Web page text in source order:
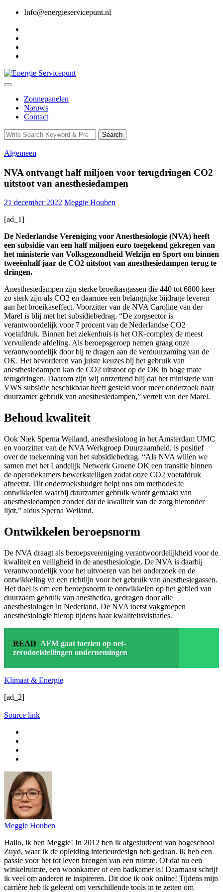
Skip
content
Info@energieservicepunt.nl
Zonnepanelen
Nieuws
Contact
Search
for:
Search
Algemeen
NVA ontvangt half miljoen voor terugdringen CO2
uitstoot van anesthesiedampen
21 december 2022 Meggie Houben
[ad_1]
De Nederlandse Vereniging voor Anesthesiologie (NVA) heeft
een subsidie van een half miljoen euro toegekend gekregen van
het ministerie van Volksgezondheid Welzijn en Sport om binnen
tweeënhalf jaar de CO2 uitstoot van anesthesiedampen terug te
dringen.
Anesthesiedampen zijn sterke broeikasgassen die 440 tot 6800 keer
zo sterk zijn als CO2 en daarmee een belangrijke bijdrage leveren
aan het broeikaseffect. Voorzitter van de NVA Caroline van der
Marel is blij met het subsidiebedrag. “De zorgsector is
verantwoordelijk voor 7 procent van de Nederlandse CO2
voetafdruk. Binnen het ziekenhuis is het OK-complex de meest
vervuilende afdeling. Als beroepsgeroep nemen graag onze
verantwoordelijk door bij te dragen aan de verduurzaming van de
OK. Het bevorderen van juiste keuzes bij het gebruik van
anesthesiedampen kan de CO2 uitstoot op de OK in hoge mate
terugdringen. Daarom zijn wij ontzettend blij dat het ministerie van
VWS subsidie beschikbaar heeft gesteld voor meer onderzoek naar
duurzamer gebruik van anesthesiedampen,” vertelt van der Marel.
Behoud kwaliteit
Ook Niek Sperna Weiland, anesthesioloog in het Amsterdam UMC
en voorzitter van de NVA Werkgroep Duurzaamheid, is positief
over de toekenning van het subsidiebedrag. “Als NVA willen we
samen met het Landelijk Netwerk Groene OK een transitie binnen
de operatiekamers bewerkstelligen zodat onze CO2 voetafdruk
afneemt. Dit onderzoeksbudget helpt ons om methodes te
ontwikkelen waarbij duurzamer gebruik wordt gemaakt van
anesthesiedampen zonder dat de kwaliteit van de zorg hieronder
lijdt,” aldus Sperna Weiland.
Ontwikkelen beroepsnorm
De NVA draagt als beroepsvereniging verantwoordelijkheid voor de
kwaliteit en veiligheid in de anesthesiologie. De NVA is daarbij
verantwoordelijk voor het uitvoeren van het onderzoek en de
ontwikkeling va een richtlijn voor het gebruik van anesthesiegassen.
Het doel is om een beroepsnorm te ontwikkelen op het gebied van
duurzaam gebruik van anesthetica, gedragen door alle
anesthesiologen in Nederland. De NVA toetst vakgroepen
anesthesiologie hierop tijdens haar kwaliteitsvisitaties.
READ AFM gaat toezien op net-
zerodoelstellingen ondernemingen
Klimaat & Energie
[ad_2]
Source link
Meggie Houben
Hallo, ik ben Meggie! In 2012 ben ik afgestudeerd van hogeschool
Zuyd, waar ik de opleiding interieurdesign heb gedaan. Ik heb een
passie voor het tot leven brengen van een ruimte. Of dat nu een
winkelruimte, een woonkamer of een badkamer is! Daarnaast schrijf
ik veel om anderen te inspireren. Dit doe ik ook online! Tijdens mijn
carrière heb ik geleerd om verschillende tools in te zetten om